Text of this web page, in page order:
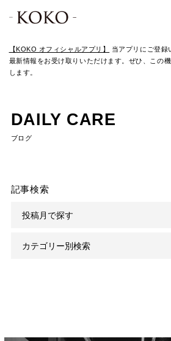
【KOKO オフィシャルアプリ】
当アプリにご登録
最新情報をお受け取りいただけます。ぜひ、この
します。
DAILY CARE
ブログ
記事検索